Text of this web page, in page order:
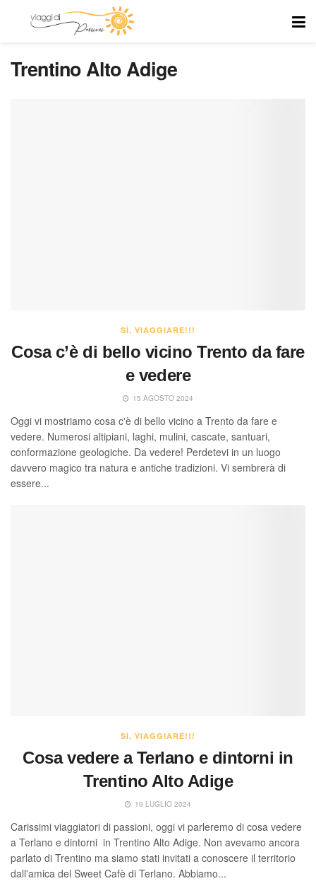
Trentino Alto Adige
SÌ, VIAGGIARE!!!
Cosa c’è di bello vicino Trento da fare
e vedere
15 AGOSTO 2024
Oggi vi mostriamo cosa c'è di bello vicino a Trento da fare e
vedere. Numerosi altipiani, laghi, mulini, cascate, santuari,
conformazione geologiche. Da vedere! Perdetevi in un luogo
davvero magico tra natura e antiche tradizioni. Vi sembrerà di
essere...
SÌ, VIAGGIARE!!!
Cosa vedere a Terlano e dintorni in
Trentino Alto Adige
19 LUGLIO 2024
Carissimi viaggiatori di passioni, oggi vi parleremo di cosa vedere
a Terlano e dintorni in Trentino Alto Adige. Non avevamo ancora
parlato di Trentino ma siamo stati invitati a conoscere il territorio
dall'amica del Sweet Cafè di Terlano. Abbiamo...